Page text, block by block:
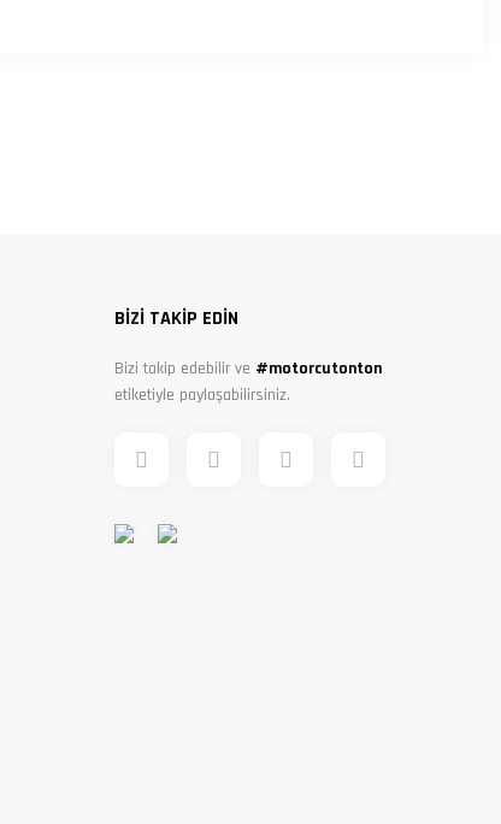
BİZİ TAKİP EDİN
Bizi takip edebilir ve #motorcutonton
etiketiyle paylaşabilirsiniz.